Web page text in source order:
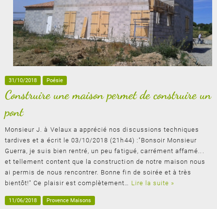
31/10/2018 Poésie
Construire une maison permet de construire un
pont
Monsieur J. à Velaux a apprécié nos discussions techniques
tardives et a écrit le 03/10/2018 (21h44) :"Bonsoir Monsieur
Guerra, je suis bien rentré, un peu fatigué, carrément affamé...
et tellement content que la construction de notre maison nous
ai permis de nous rencontrer. Bonne fin de soirée et à très
bientôt!" Ce plaisir est complètement… Lire la suite »
11/06/2018 Provence Maisons